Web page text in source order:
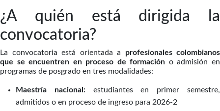
¿A quién está dirigida la
convocatoria?
La convocatoria está orientada a profesionales colombianos
que se encuentren en proceso de formación o admisión en
programas de posgrado en tres modalidades:
Maestría nacional:estudiantes en primer semestre,
admitidos o en proceso de ingreso para 2026-2